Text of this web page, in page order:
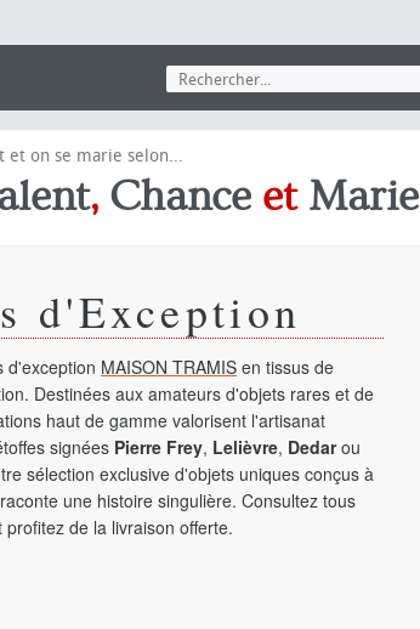
et on se marie selon...
, Chance et Marie
d'Exception
d'exception MAISON TRAMIS en tissus de
Destinées aux amateurs d'objets rares et de
haut de gamme valorisent l'artisanat
signées Pierre Frey, Lelièvre, Dedarou
sélection exclusive d'objets uniques conçus à
une histoire singulière. Consultez tous
profitez de la livraison offerte.